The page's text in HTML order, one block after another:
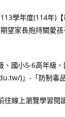
學年度(114年)
望家長抱持關愛
國小5-6高年級
)」-「防制毒
線上瀏覽學習閱